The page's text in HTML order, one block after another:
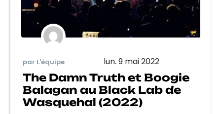
par L'équipe lun. 9 mai 2022
The Damn Truth et Boogie
Balagan au Black Lab de
Wasquehal (2022)